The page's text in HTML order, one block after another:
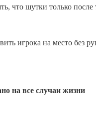
что шутки только после
игрока на место без
на все случаи жизни